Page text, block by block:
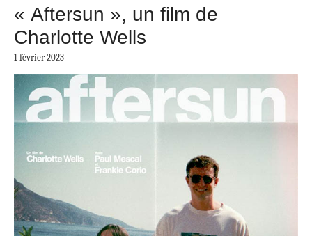
« Aftersun », un film de
Charlotte Wells
1 février 2023